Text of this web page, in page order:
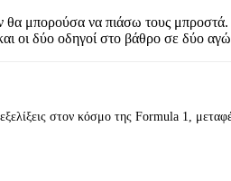
μπορούσα να πιάσω τους
οι δύο οδηγοί στο βάθρο σε δύο
στον κόσμο της Formula 1,